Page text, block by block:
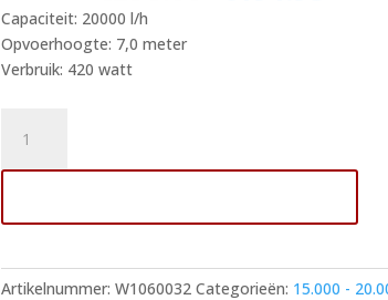
Capaciteit: 20000 l/h
Opvoerhoogte: 7,0 meter
Verbruik: 420 watt
Vijverpomp
High
aantal
Artikelnummer:W1060032 Categorieën: 15.000 -